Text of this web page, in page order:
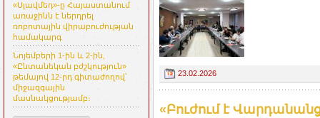
«Սլավմեդ»-ը Հայաստանում
առաջինն է ներդրել
ռոբոտային վիրաբուժության
համակարգ
Նոյեմբերի 1-ին և 2-ին,
«Ընտանեկան բժշկություն»
թեմայով 12-րդ գիտաժողով՝
միջազգային
մասնակցությամբ։
23.02.2026
«Բուժում է